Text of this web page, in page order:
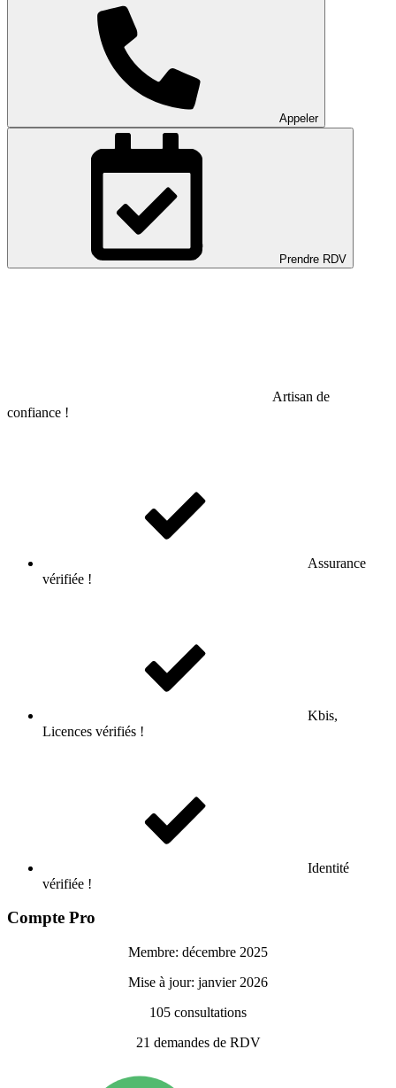
Appeler
Prendre RDV
Artisan de
confiance !
Assurance
vérifiée !
Kbis,
Licences vérifiés !
Identité
vérifiée !
Compte Pro
Membre: décembre 2025
Mise à jour: janvier 2026
105 consultations
21 demandes de RDV